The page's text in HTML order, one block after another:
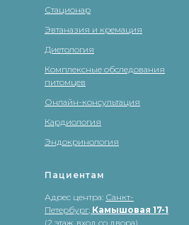
Стационар
Эвтаназия и кремация
Диетология
Комплексные обследования
питомцев
Онлайн-консультация
Кардиология
Эндокринология
Пациентам
Адрес центра: Санкт-
Петербург, Камышовая 17-1
(2 этаж, вход со двора)